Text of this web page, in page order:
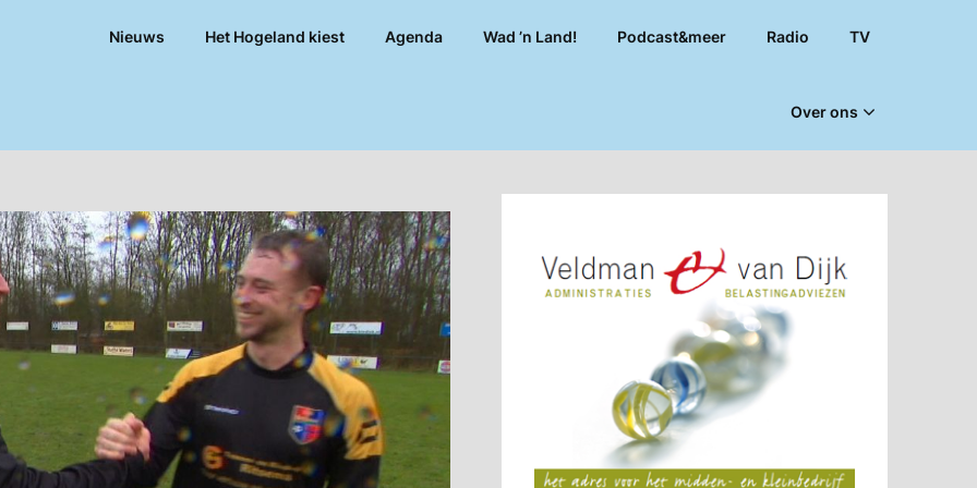
Nieuws Het Hogeland kiest Agenda Wad ’n Land! Podcast&meer Radio TV
Over ons